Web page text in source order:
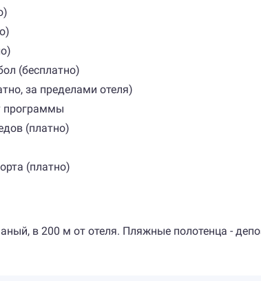
(бесплатно)
за пределами отеля)
программы
(платно)
(платно)
в 200 м от отеля. Пляжные полотенца -